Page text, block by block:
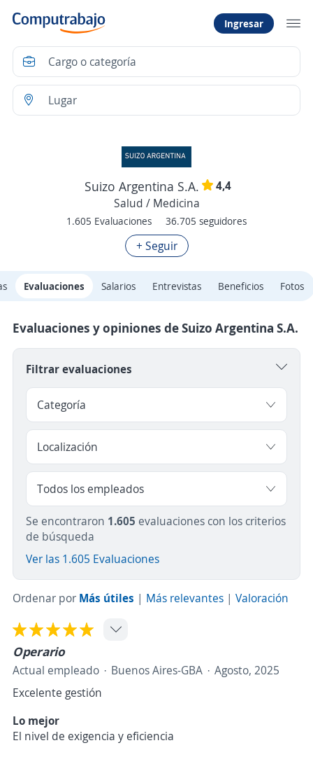
Ingresar
Suizo Argentina S.A.
4,4
Salud / Medicina
1.605 Evaluaciones 36.705 seguidores
+ Seguir
Evaluaciones Salarios Entrevistas Beneficios Fotos
Evaluaciones y opiniones de Suizo Argentina S.A.
Filtrar evaluaciones
Se encontraron 1.605 evaluaciones con los criterios
de búsqueda
Ver las 1.605 Evaluaciones
Ordenar por Más útiles | Más relevantes | Valoración
Operario
Actual empleado Buenos Aires-GBA
Agosto, 2025
Excelente gestión
Lo mejor
El nivel de exigencia y eficiencia